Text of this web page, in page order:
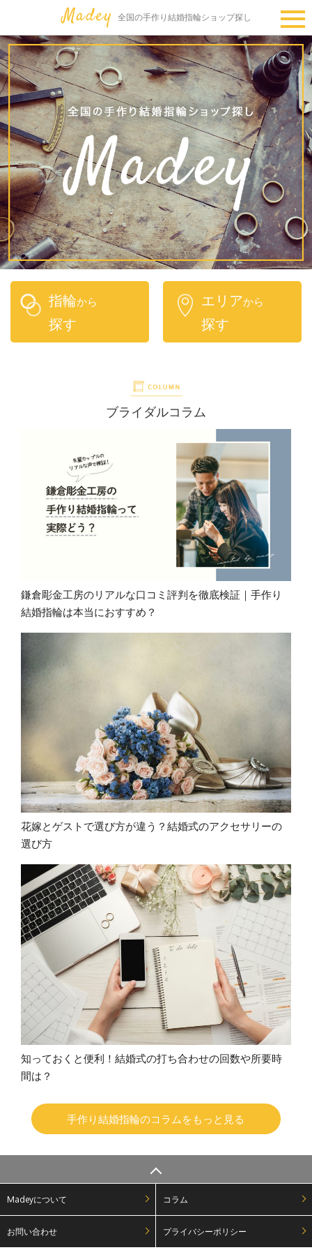
全国の手作り結婚指輪ショップ探し
指輪から
探す
エリアから
探す
ブライダルコラム
鎌倉彫金工房のリアルな口コミ評判を徹底検証｜手作り
結婚指輪は本当におすすめ？
花嫁とゲストで選び方が違う？結婚式のアクセサリーの
選び方
知っておくと便利！結婚式の打ち合わせの回数や所要時
間は？
手作り結婚指輪のコラムをもっと見る
Madeyについて コラム
お問い合わせ プライバシーポリシー